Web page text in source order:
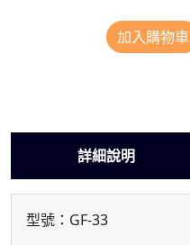
加入購物車
詳細說明
型號：GF-33